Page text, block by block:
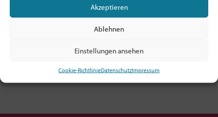
Akzeptieren
Ablehnen
Einstellungen ansehen
Cookie-RichtlinieDatenschutzImpressum
Mitglied sein ab 5€/Monat!
Alle Infos: hier klicken
Dienststelle die Mitgliedschaft zahlt!